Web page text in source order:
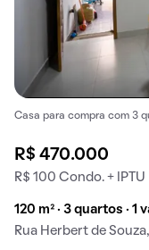
Casa para compra com 3
R$ 470.000
R$ 100 Condo. + IPTU
120 m² · 3 quartos · 1
Rua Herbert de